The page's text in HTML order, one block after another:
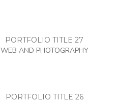
PORTFOLIO TITLE 27
WEB AND PHOTOGRAPHY
PORTFOLIO TITLE 26